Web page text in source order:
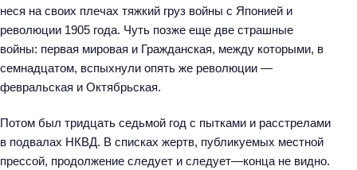
неся на своих плечах тяжкий груз войны с Японией и
революции 1905 года. Чуть позже еще две страшные
войны: первая мировая и Гражданская, между которыми, в
семнадцатом, вспыхнули опять же революции —
февральская и Октябрьская.
Потом был тридцать седьмой год с пытками и расстрелами
в подвалах НКВД. В списках жертв, публикуемых местной
прессой, продолжение следует и следует—конца не видно.